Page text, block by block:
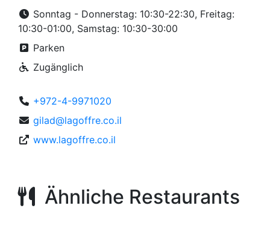
Sonntag - Donnerstag: 10:30-22:30, Freitag:
10:30-01:00, Samstag: 10:30-30:00
Parken
Zugänglich
+972-4-9971020
gilad@lagoffre.co.il
www.lagoffre.co.il
Ähnliche Restaurants